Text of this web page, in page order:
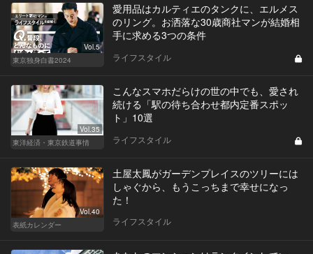
Vol.5
東京独身白書2024
愛用品はカルティエのタンクに、エルメス
のリング。お洒落な30歳商社マンが結婚相
手に求める3つの条件
ライフスタイル
Vol.35
東洋経済・東京鉄道事情
こんなスマホだらけの世の中でも、愛され
続ける「駅の待ち合わせ都内定番スポッ
ト」10選
ライフスタイル
Vol.40
表紙カレンダー
土屋太鳳がガーデンプレイスのツリーには
しゃぐから、もうこっちまで幸せになっ
た！
ライフスタイル